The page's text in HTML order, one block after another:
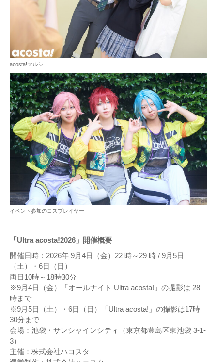
acosta!マルシェ
イベント参加のコスプレイヤー
「Ultra acosta!2026」開催概要
開催日時：2026年 9月4日（金）22 時～29 時 / 9月5日
（土）・6日（日）
両日10時～18時30分
※9月4日（金）「オールナイト Ultra acosta!」の撮影は 28
時まで
※9月5日（土）・6日（日）「Ultra acosta!」の撮影は17時
30分まで
会場：池袋・サンシャインシティ（東京都豊島区東池袋 3-1-
3）
主催：株式会社ハコスタ